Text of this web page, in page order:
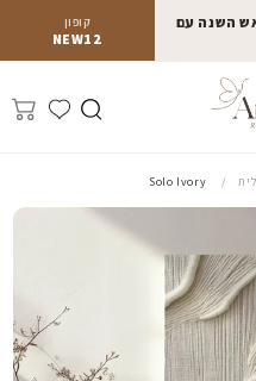
קופון
NEW12
השנה עם
Solo Ivory